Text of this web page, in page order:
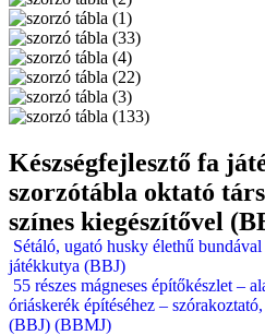
Készségfejlesztő fa
szorzótábla oktató
színes kiegészítővel
Sétáló, ugató husky élethű
játékkutya (BBJ)
55 részes mágneses építőkészlet –
óriáskerék építéséhez –
(BBJ) (BBMJ)